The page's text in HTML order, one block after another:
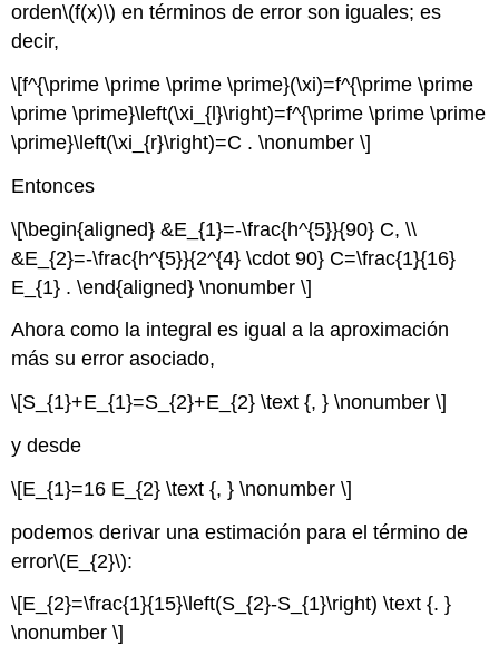
orden\(f(x)\) en términos de error son iguales; es
decir,
\[f^{\prime \prime \prime \prime}(\xi)=f^{\prime \prime
\prime \prime}\left(\xi_{l}\right)=f^{\prime \prime \prime
\prime}\left(\xi_{r}\right)=C . \nonumber \]
Entonces
\[\begin{aligned} &E_{1}=-\frac{h^{5}}{90} C, \\
&E_{2}=-\frac{h^{5}}{2^{4} \cdot 90} C=\frac{1}{16}
E_{1} . \end{aligned} \nonumber \]
Ahora como la integral es igual a la aproximación
más su error asociado,
\[S_{1}+E_{1}=S_{2}+E_{2} \text {, } \nonumber \]
y desde
\[E_{1}=16 E_{2} \text {, } \nonumber \]
podemos derivar una estimación para el término de
error\(E_{2}\):
\[E_{2}=\frac{1}{15}\left(S_{2}-S_{1}\right) \text {. }
\nonumber \]